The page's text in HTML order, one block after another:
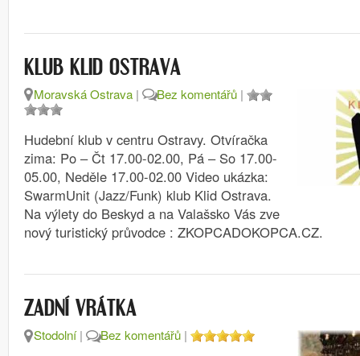
KLUB KLID OSTRAVA
Moravská Ostrava | Bez komentářů |
Hudební klub v centru Ostravy. Otvíračka
zima: Po – Čt 17.00-02.00, Pá – So 17.00-
05.00, Neděle 17.00-02.00 Video ukázka:
SwarmUnit (Jazz/Funk) klub Klid Ostrava.
Na výlety do Beskyd a na Valašsko Vás zve
nový turistický průvodce : ZKOPCADOKOPCA.CZ.
ZADNÍ VRÁTKA
Stodolní| Bez komentářů |